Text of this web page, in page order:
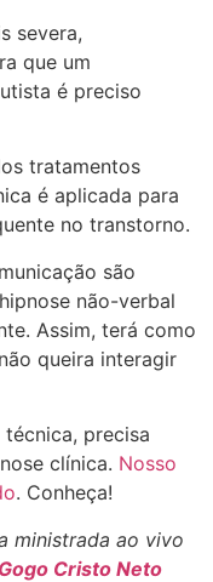
severa,
que um
é preciso
tratamentos
é aplicada para
no transtorno.
são
não-verbal
Assim, terá como
queira interagir
precisa
clínica. Nosso
. Conheça!
ministrada ao vivo
Gogo Cristo Neto